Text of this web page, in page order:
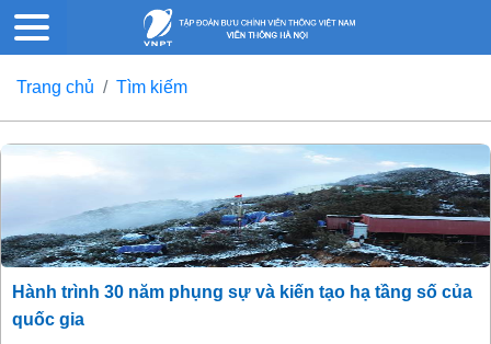
Trang chủ Tìm kiếm
Hành trình 30 năm phụng sự và kiến tạo hạ tầng số của
quốc gia